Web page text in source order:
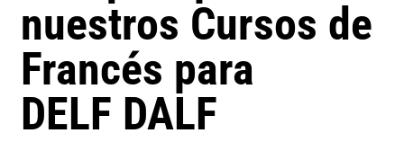
nuestros Cursos de
Francés para
DELF DALF